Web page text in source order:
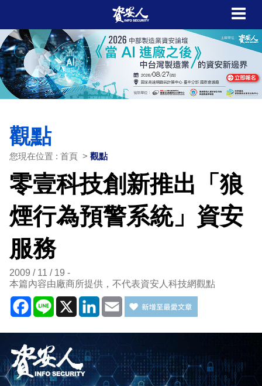
觀點
您現在位置 : 首頁 > 觀點
零壹科技創新推出「狼
煙行為預警系統」資安
服務
2009 / 11 / 19
本篇內容由廠商所提供，不代表資安人科技網觀點
Facebook
Line X LinkedIn
Email